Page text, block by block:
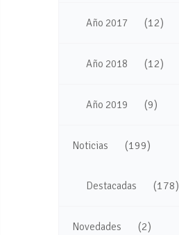
Año 2017 (12)
Año 2018 (12)
Año 2019 (9)
Noticias (199)
Destacadas (178)
Novedades (2)